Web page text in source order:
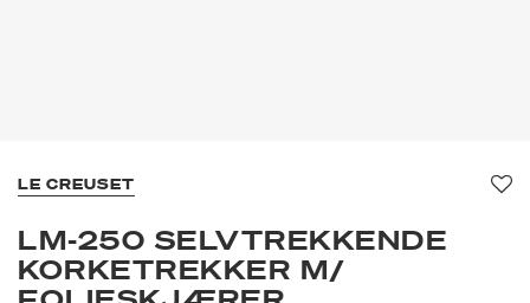
LE CREUSET
LM-250 SELVTREKKENDE
KORKETREKKER M/